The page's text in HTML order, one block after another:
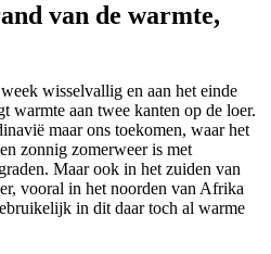
van de warmte,
wisselvallig en aan het einde
warmte aan twee kanten op de loer.
maar ons toekomen, waar het
zonnig zomerweer is met
Maar ook in het zuiden van
vooral in het noorden van Afrika
in dit daar toch al warme